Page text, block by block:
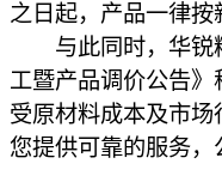
之日起，产品一律按
与此同时，华锐
工暨产品调价公告
受原材料成本及市
您提供可靠的服务